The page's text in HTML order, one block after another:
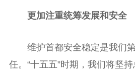
更加注重统筹发展和安全
维护首都安全稳定是我们
任。“十五五”时期，我们将坚